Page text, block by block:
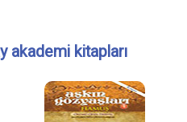
akademi kitapları